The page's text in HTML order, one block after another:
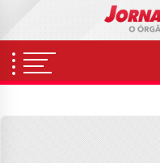
content